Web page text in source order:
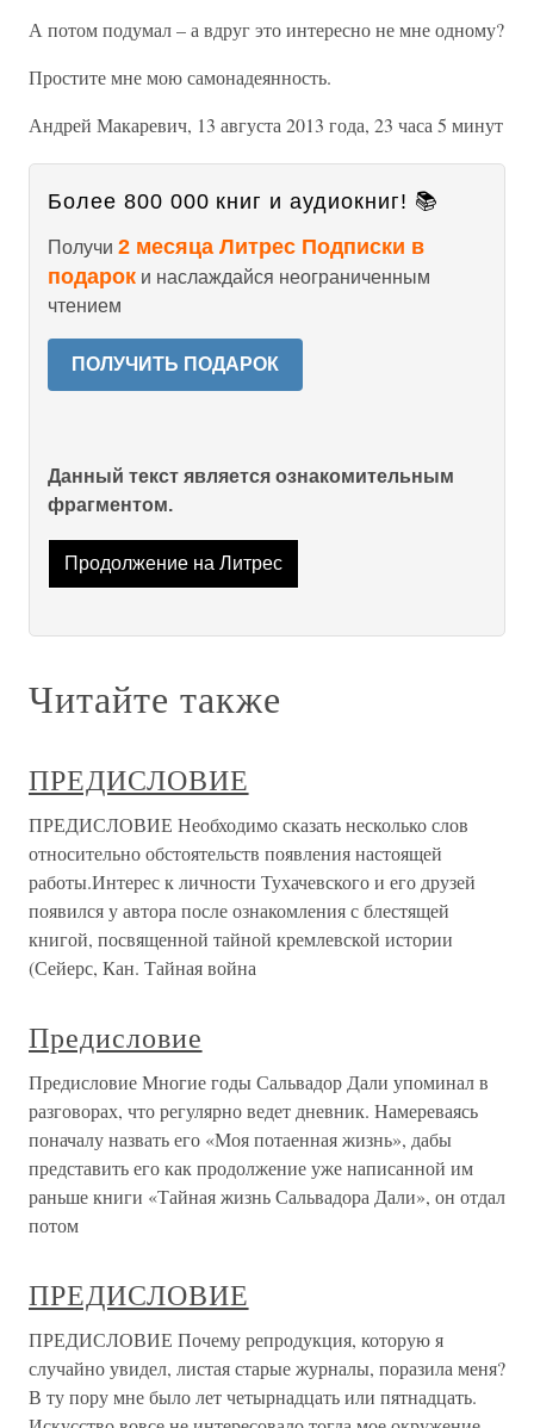
А потом подумал – а вдруг это интересно не мне одному?
Простите мне мою самонадеянность.
Андрей Макаревич, 13 августа 2013 года, 23 часа 5 минут
Более 800 000 книг и аудиокниг! 📚
Получи 2 месяца Литрес Подписки в
подарок и наслаждайся неограниченным
чтением
ПОЛУЧИТЬ ПОДАРОК
Данный текст является ознакомительным
фрагментом.
Продолжение на Литрес
Читайте также
ПРЕДИСЛОВИЕ
ПРЕДИСЛОВИЕ Необходимо сказать несколько слов
относительно обстоятельств появления настоящей
работы.Интерес к личности Тухачевского и его друзей
появился у автора после ознакомления с блестящей
книгой, посвященной тайной кремлевской истории
(Сейерс, Кан. Тайная война
Предисловие
Предисловие Многие годы Сальвадор Дали упоминал в
разговорах, что регулярно ведет дневник. Намереваясь
поначалу назвать его «Моя потаенная жизнь», дабы
представить его как продолжение уже написанной им
раньше книги «Тайная жизнь Сальвадора Дали», он отдал
потом
ПРЕДИСЛОВИЕ
ПРЕДИСЛОВИЕ Почему репродукция, которую я
случайно увидел, листая старые журналы, поразила меня?
В ту пору мне было лет четырнадцать или пятнадцать.